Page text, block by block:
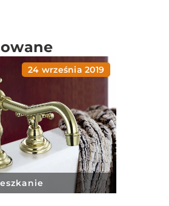
24 września 2019